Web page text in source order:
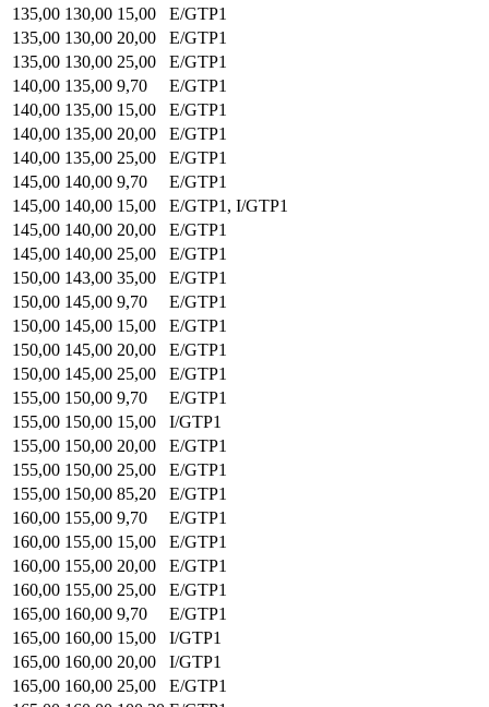
135,00 130,00 15,00
E/GTP1
135,00 130,00 20,00
E/GTP1
135,00 130,00 25,00
E/GTP1
140,00 135,00 9,70
E/GTP1
140,00 135,00 15,00
E/GTP1
140,00 135,00 20,00
E/GTP1
140,00 135,00 25,00
E/GTP1
145,00 140,00 9,70
E/GTP1
145,00 140,00 15,00
E/GTP1, I/GTP1
145,00 140,00 20,00
E/GTP1
145,00 140,00 25,00
E/GTP1
150,00 143,00 35,00
E/GTP1
150,00 145,00 9,70
E/GTP1
150,00 145,00 15,00
E/GTP1
150,00 145,00 20,00
E/GTP1
150,00 145,00 25,00
E/GTP1
155,00 150,00 9,70
E/GTP1
155,00 150,00 15,00
I/GTP1
155,00 150,00 20,00
E/GTP1
155,00 150,00 25,00
E/GTP1
155,00 150,00 85,20
E/GTP1
160,00 155,00 9,70
E/GTP1
160,00 155,00 15,00
E/GTP1
160,00 155,00 20,00
E/GTP1
160,00 155,00 25,00
E/GTP1
165,00 160,00 9,70
E/GTP1
165,00 160,00 15,00
I/GTP1
165,00 160,00 20,00
I/GTP1
165,00 160,00 25,00
E/GTP1